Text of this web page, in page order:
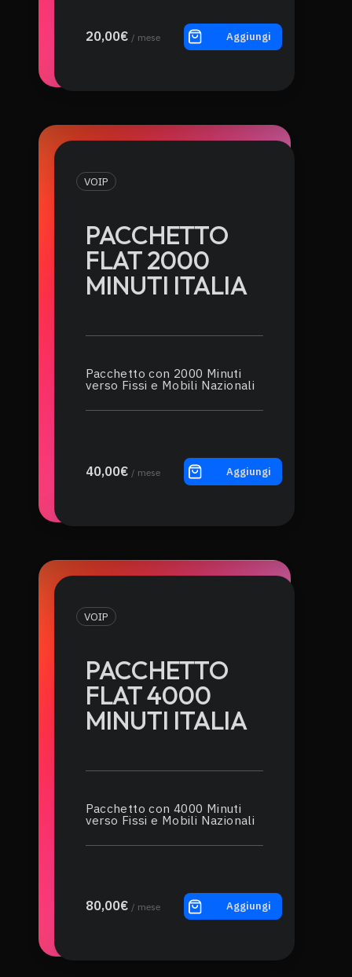
20,00€ / mese Aggiungi
VOIP
PACCHETTO
FLAT 2000
MINUTI ITALIA
Pacchetto con 2000 Minuti
verso Fissi e Mobili Nazionali
40,00€ / mese Aggiungi
VOIP
PACCHETTO
FLAT 4000
MINUTI ITALIA
Pacchetto con 4000 Minuti
verso Fissi e Mobili Nazionali
80,00€ / mese Aggiungi